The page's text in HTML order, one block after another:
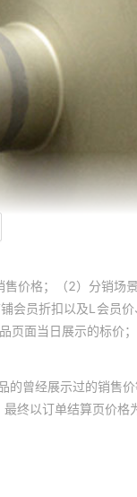
价格；（2）分销
员折扣以及L会员
面当日展示的标价
曾经展示过的销售价
终以订单结算页价格